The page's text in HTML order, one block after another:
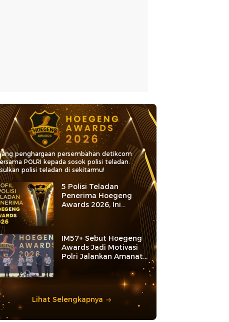
penghargaan persembahan detikcom
POLRI kepada sosok polisi teladan.
polisi teladan di sekitarmu!
5 Polisi Teladan
Penerima Hoegeng
Awards 2026, Ini
Kategori dan Kiprahnya
IM57+ Sebut Hoegeng
Awards Jadi Motivasi
Polri Jalankan Amanat
Lihat Selengkapnya